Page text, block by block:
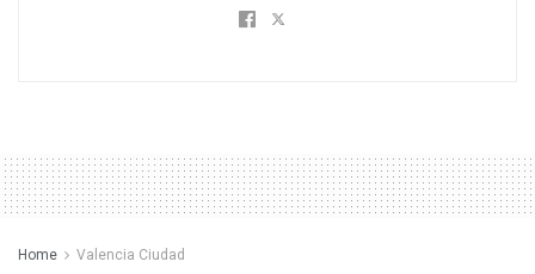
Home Valencia Ciudad